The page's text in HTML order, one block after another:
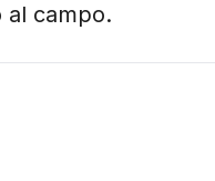
al campo.